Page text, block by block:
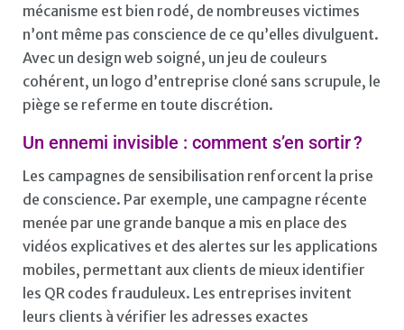
mécanisme est bien rodé, de nombreuses victimes
n’ont même pas conscience de ce qu’elles divulguent.
Avec un design web soigné, un jeu de couleurs
cohérent, un logo d’entreprise cloné sans scrupule, le
piège se referme en toute discrétion.
Un ennemi invisible : comment s’en sortir ?
Les campagnes de sensibilisation renforcent la prise
de conscience. Par exemple, une campagne récente
menée par une grande banque a mis en place des
vidéos explicatives et des alertes sur les applications
mobiles, permettant aux clients de mieux identifier
les QR codes frauduleux. Les entreprises invitent
leurs clients à vérifier les adresses exactes